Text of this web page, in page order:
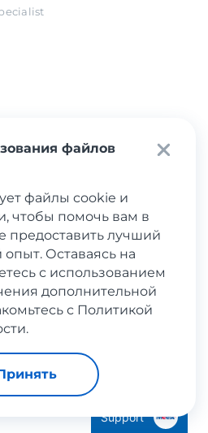
Узнайте
файлов
файлы cookie и
чтобы помочь вам в
предоставить лучший
опыт. Оставаясь на
с использованием
дополнительной
с Политикой
Support